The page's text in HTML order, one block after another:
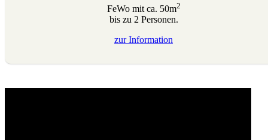
FeWo mit ca. 50m2
bis zu 2 Personen.
zurInformation